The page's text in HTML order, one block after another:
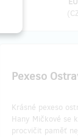
(
Pexeso
Krásné pexeso
Hany Mičkové se
procvičit paměť